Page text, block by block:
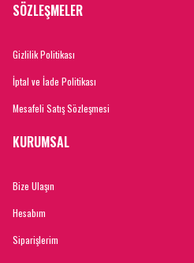
SÖZLEŞMELER
Gizlilik Politikası
İptal ve İade Politikası
Mesafeli Satış Sözleşmesi
KURUMSAL
Bize Ulaşın
Hesabım
Siparişlerim